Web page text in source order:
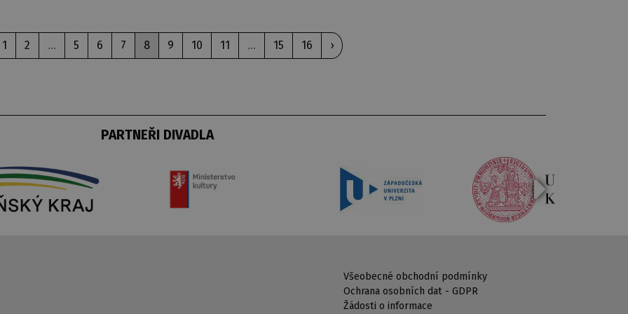
1 2 ... 5 6 7 8 9 10 11 ... 15 16 ›
PARTNEŘI DIVADLA
Všeobecné obchodní podmínky
Ochrana osobních dat - GDPR
Žádosti o informace